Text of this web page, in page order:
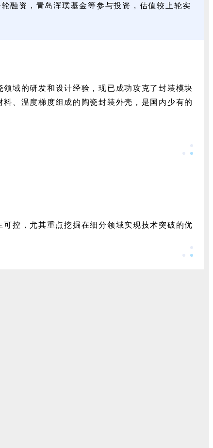
融资，青岛浑璞基金等参与投资，估值较上轮实
域的研发和设计经验，现已成功攻克了封装模块
、温度梯度组成的陶瓷封装外壳，是国内少有的
控，尤其重点挖掘在细分领域实现技术突破的优